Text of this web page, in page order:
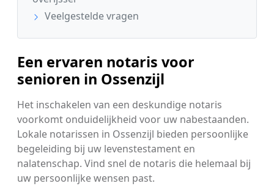
Veelgestelde vragen
Een ervaren notaris voor
senioren in Ossenzijl
Het inschakelen van een deskundige notaris
voorkomt onduidelijkheid voor uw nabestaanden.
Lokale notarissen in Ossenzijl bieden persoonlijke
begeleiding bij uw levenstestament en
nalatenschap. Vind snel de notaris die helemaal bij
uw persoonlijke wensen past.